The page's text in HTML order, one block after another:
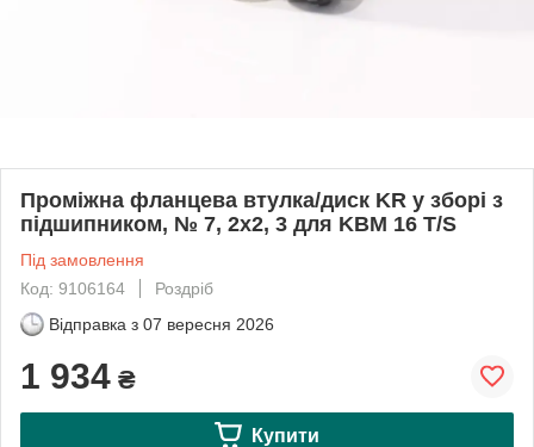
Проміжна фланцева втулка/диск KR у зборі з
підшипником, № 7, 2x2, 3 для KBM 16 T/S
Під замовлення
Код: 9106164
Роздріб
Відправка з 07 вересня 2026
1 934 ₴
Купити